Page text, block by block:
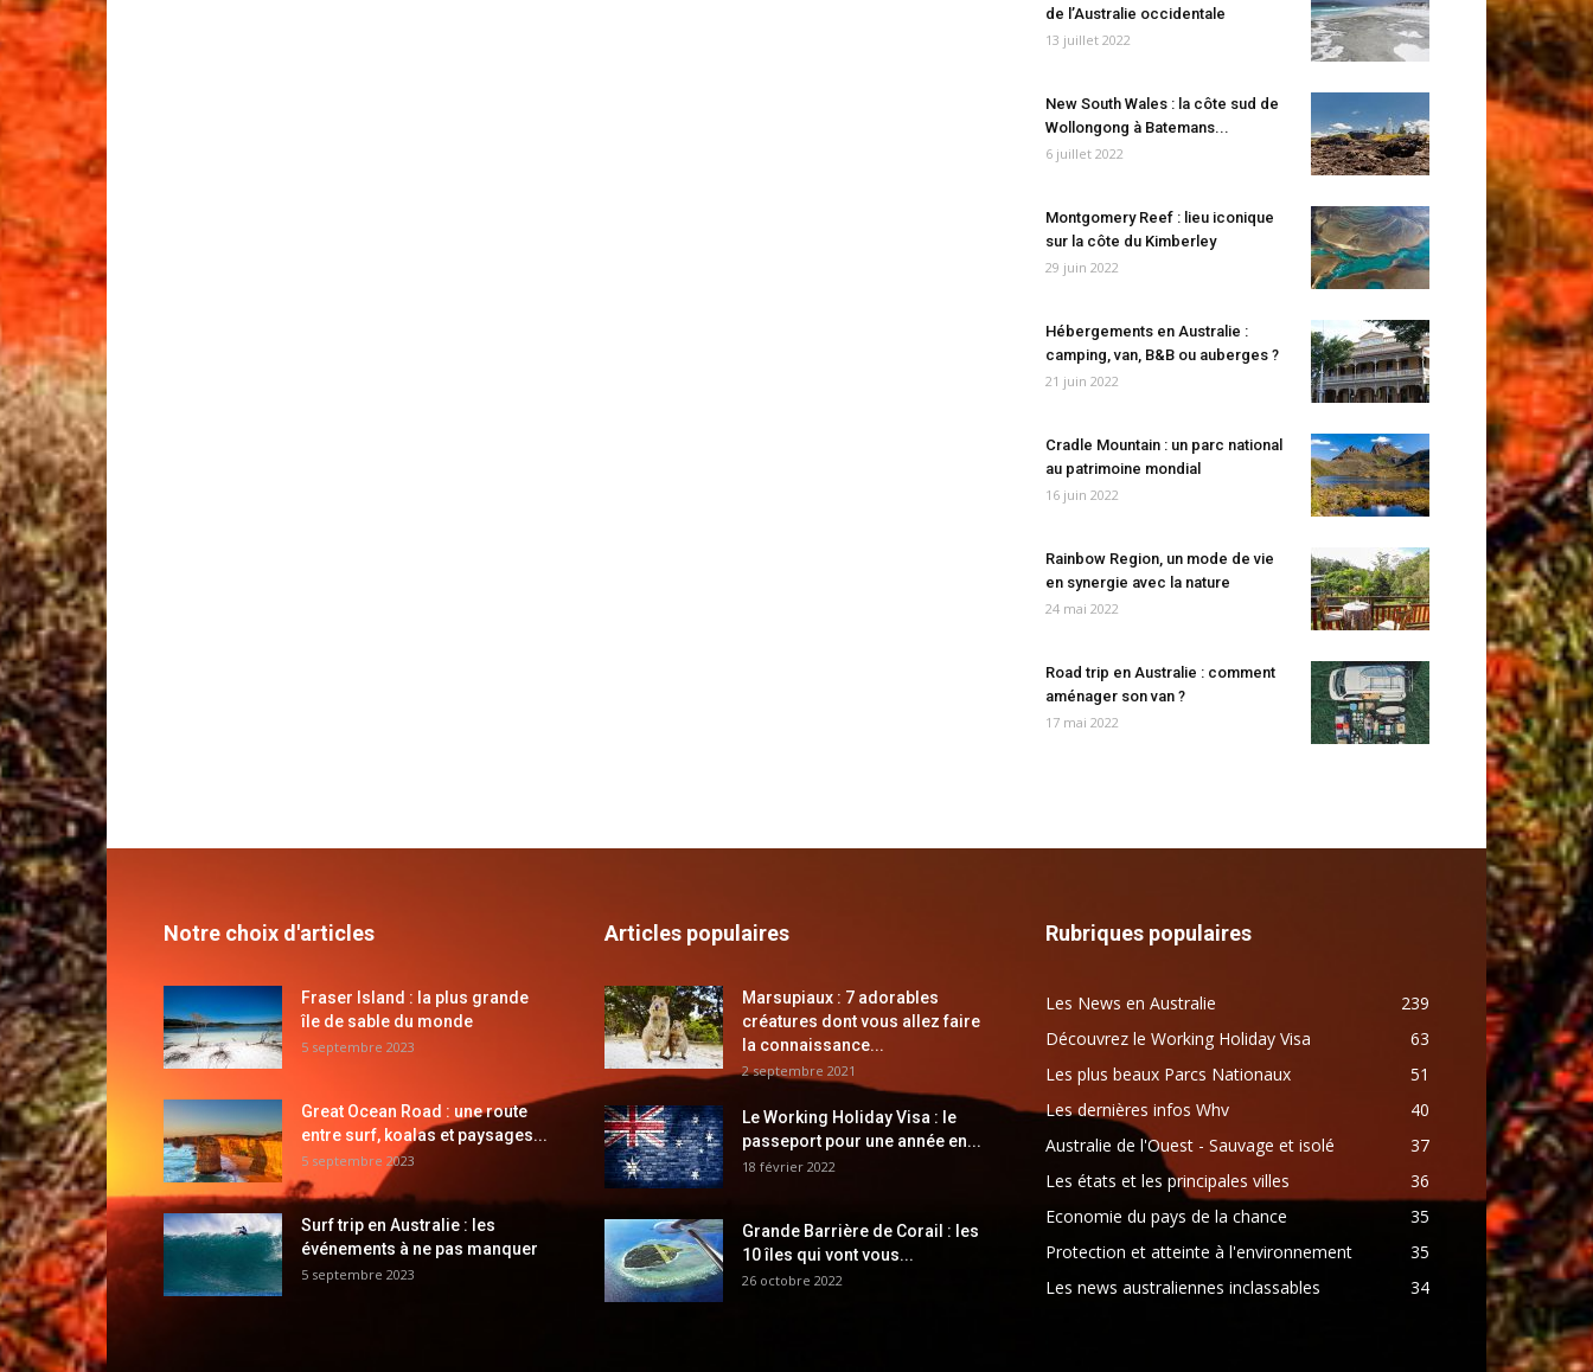
de l’Australie occidentale
13 juillet 2022
New South Wales : la côte sud de
Wollongong à Batemans...
6 juillet 2022
Montgomery Reef : lieu iconique
sur la côte du Kimberley
29 juin 2022
Hébergements en Australie :
camping, van, B&B ou auberges ?
21 juin 2022
Cradle Mountain : un parc national
au patrimoine mondial
16 juin 2022
Rainbow Region, un mode de vie
en synergie avec la nature
24 mai 2022
Road trip en Australie : comment
aménager son van ?
17 mai 2022
Notre choix d'articles
Fraser Island : la plus grande
île de sable du monde
5 septembre 2023
Great Ocean Road : une route
entre surf, koalas et paysages...
5 septembre 2023
Surf trip en Australie : les
événements à ne pas manquer
5 septembre 2023
Articles populaires
Marsupiaux : 7 adorables
créatures dont vous allez faire
la connaissance...
2 septembre 2021
Le Working Holiday Visa : le
passeport pour une année en...
18 février 2022
Grande Barrière de Corail : les
10 îles qui vont vous...
26 octobre 2022
Rubriques populaires
Les News en Australie
239
Découvrez le Working Holiday Visa
63
Les plus beaux Parcs Nationaux
51
Les dernières infos Whv
40
Australie de l'Ouest - Sauvage et isolé
37
Les états et les principales villes
36
Economie du pays de la chance
35
Protection et atteinte à l'environnement
35
Les news australiennes inclassables
34